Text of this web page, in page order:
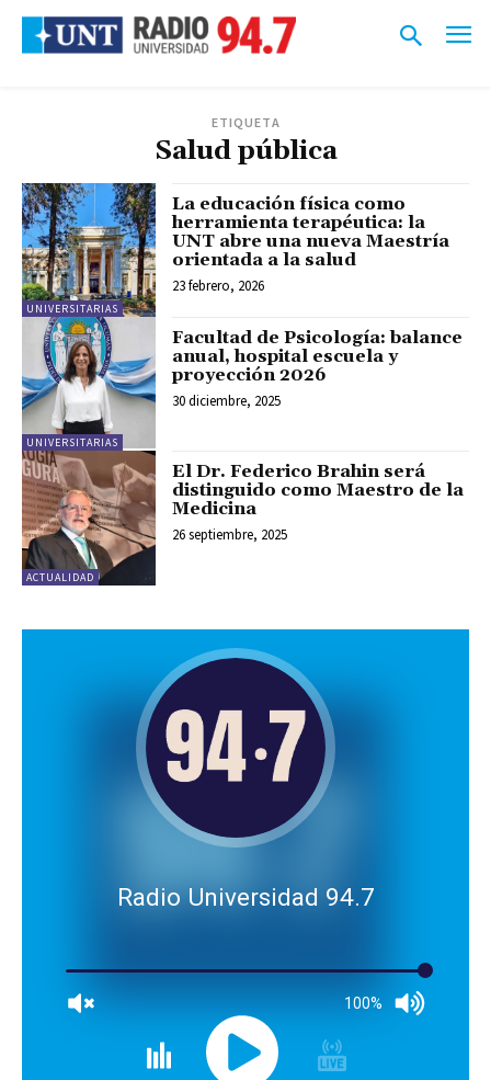
ETIQUETA
Salud pública
UNIVERSITARIAS
La educación física como
herramienta terapéutica: la
UNT abre una nueva Maestría
orientada a la salud
23 febrero, 2026
UNIVERSITARIAS
Facultad de Psicología: balance
anual, hospital escuela y
proyección 2026
30 diciembre, 2025
ACTUALIDAD
El Dr. Federico Brahin será
distinguido como Maestro de la
Medicina
26 septiembre, 2025
Radio Universidad 94.7
100%